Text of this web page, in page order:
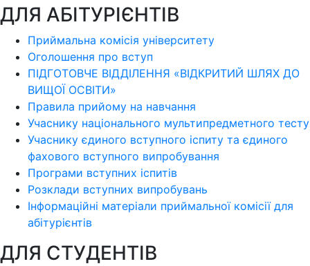
ДЛЯ АБІТУРІЄНТІВ
Приймальна комісія університету
Оголошення про вступ
ПІДГОТОВЧЕ ВІДДІЛЕННЯ «ВІДКРИТИЙ ШЛЯХ ДО
ВИЩОЇ ОСВІТИ»
Правила прийому на навчання
Учаснику національного мультипредметного тесту
Учаснику єдиного вступного іспиту та єдиного
фахового вступного випробування
Програми вступних іспитів
Розклади вступних випробувань
Інформаційні матеріали приймальної комісії для
абітурієнтів
ДЛЯ СТУДЕНТІВ